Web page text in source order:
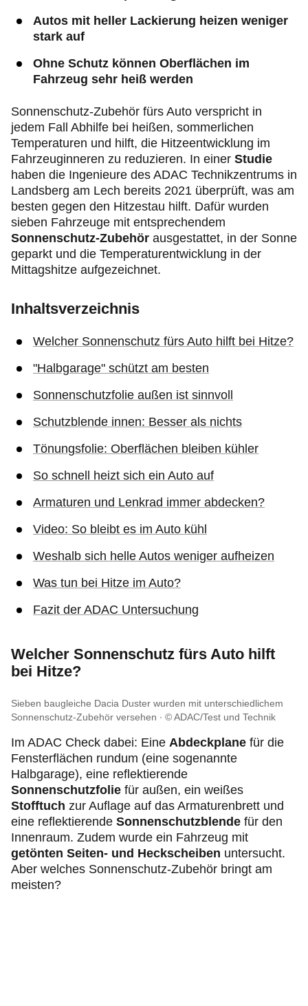
Autos mit heller Lackierung heizen weniger
stark auf
Ohne Schutz können Oberflächen im
Fahrzeug sehr heiß werden
Sonnenschutz-Zubehör fürs Auto verspricht in
jedem Fall Abhilfe bei heißen, sommerlichen
Temperaturen und hilft, die Hitzeentwicklung im
Fahrzeuginneren zu reduzieren. In einer Studie
haben die Ingenieure des ADAC Technikzentrums in
Landsberg am Lech bereits 2021 überprüft, was am
besten gegen den Hitzestau hilft. Dafür wurden
sieben Fahrzeuge mit entsprechendem
Sonnenschutz-Zubehör ausgestattet, in der Sonne
geparkt und die Temperaturentwicklung in der
Mittagshitze aufgezeichnet.
Inhaltsverzeichnis
Welcher Sonnenschutz fürs Auto hilft bei Hitze?
"Halbgarage" schützt am besten
Sonnenschutzfolie außen ist sinnvoll
Schutzblende innen: Besser als nichts
Tönungsfolie: Oberflächen bleiben kühler
So schnell heizt sich ein Auto auf
Armaturen und Lenkrad immer abdecken?
Video: So bleibt es im Auto kühl
Weshalb sich helle Autos weniger aufheizen
Was tun bei Hitze im Auto?
Fazit der ADAC Untersuchung
Welcher Sonnenschutz fürs Auto hilft
bei Hitze?
Sieben baugleiche Dacia Duster wurden mit unterschiedlichem
Sonnenschutz-Zubehör versehen
© ADAC/Test und Technik
Im ADAC Check dabei: Eine Abdeckplane für die
Fensterflächen rundum (eine sogenannte
Halbgarage), eine reflektierende
Sonnenschutzfolie für außen, ein weißes
Stofftuch zur Auflage auf das Armaturenbrett und
eine reflektierende Sonnenschutzblende für den
Innenraum. Zudem wurde ein Fahrzeug mit
getönten Seiten- und Heckscheiben untersucht.
Aber welches Sonnenschutz-Zubehör bringt am
meisten?